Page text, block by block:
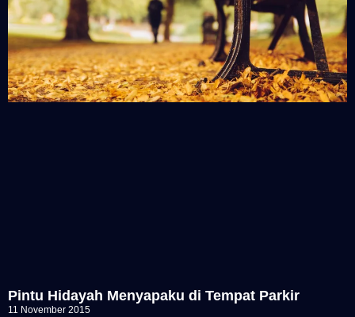
Pintu Hidayah Menyapaku di Tempat Parkir
11 November 2015